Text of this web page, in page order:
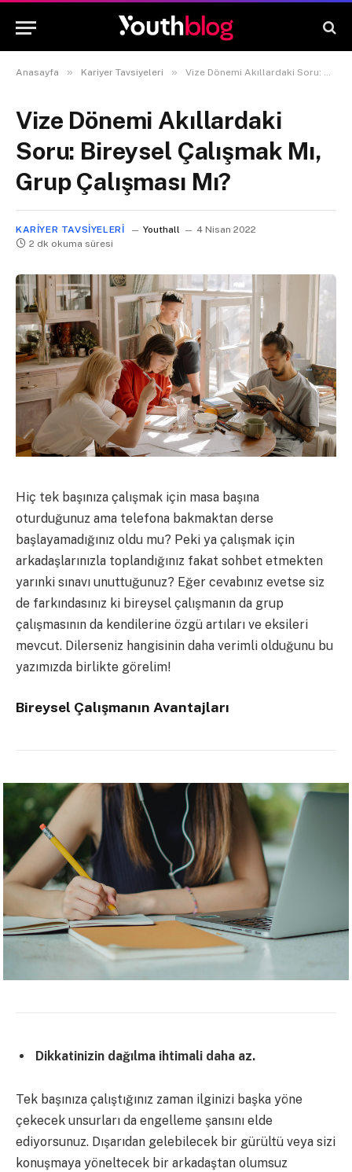
Anasayfa » Kariyer Tavsiyeleri » Vize Dönemi Akıllardaki Soru: Bireysel Çalışmak Mı, Grup Çalışması Mı?
Vize Dönemi Akıllardaki
Soru: Bireysel Çalışmak Mı,
Grup Çalışması Mı?
KARIYER TAVSIYELERI Youthall
4 Nisan 2022
2 dk okuma süresi
Hiç tek başınıza çalışmak için masa başına
oturduğunuz ama telefona bakmaktan derse
başlayamadığınız oldu mu? Peki ya çalışmak için
arkadaşlarınızla toplandığınız fakat sohbet etmekten
yarınki sınavı unuttuğunuz? Eğer cevabınız evetse siz
de farkındasınız ki bireysel çalışmanın da grup
çalışmasının da kendilerine özgü artıları ve eksileri
mevcut. Dilerseniz hangisinin daha verimli olduğunu bu
yazımızda birlikte görelim!
Bireysel Çalışmanın Avantajları
Dikkatinizin dağılma ihtimali daha az.
Tek başınıza çalıştığınız zaman ilginizi başka yöne
çekecek unsurları da engelleme şansını elde
ediyorsunuz. Dışarıdan gelebilecek bir gürültü veya sizi
konuşmaya yöneltecek bir arkadaştan olumsuz